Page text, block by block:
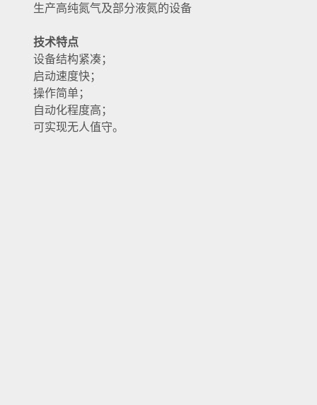
生产高纯氮气及部分液氮的设备
技术特点
设备结构紧凑；
启动速度快；
操作简单；
自动化程度高；
可实现无人值守。